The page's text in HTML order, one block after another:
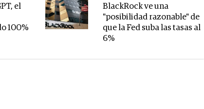
el
100%
BlackRock ve una
"posibilidad razonable" de
que la Fed suba las tasas al
6%